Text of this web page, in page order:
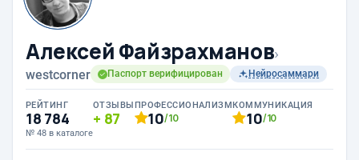
Алексей Файзрахманов›
westcorner Паспорт верифицирован Нейросаммари
РЕЙТИНГ
18 784
№ 48 в каталоге
ОТЗЫВЫ
87
ПРОФЕССИОНАЛИЗМ
10/10
КОММУНИКАЦИЯ
10/10